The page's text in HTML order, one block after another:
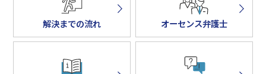
解決までの流れ オーセンス弁護士